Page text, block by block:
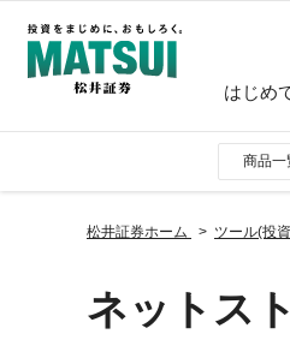
はじめ
商品一
松井証券ホーム ツール(投
ネットス